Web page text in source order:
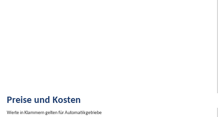
Preise und Kosten
Werte in Klammern gelten für Automatikgetriebe